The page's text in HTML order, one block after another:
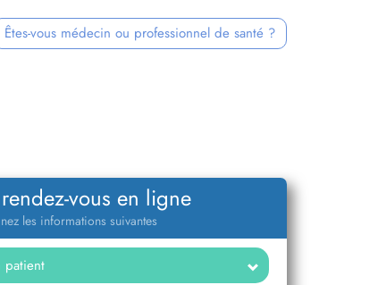
Êtes-vous médecin ou professionnel de santé ?
vous en ligne
les informations suivantes